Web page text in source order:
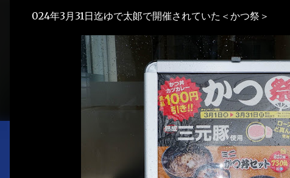
024年3月31日迄ゆで太郞で開催されていた＜かつ祭＞